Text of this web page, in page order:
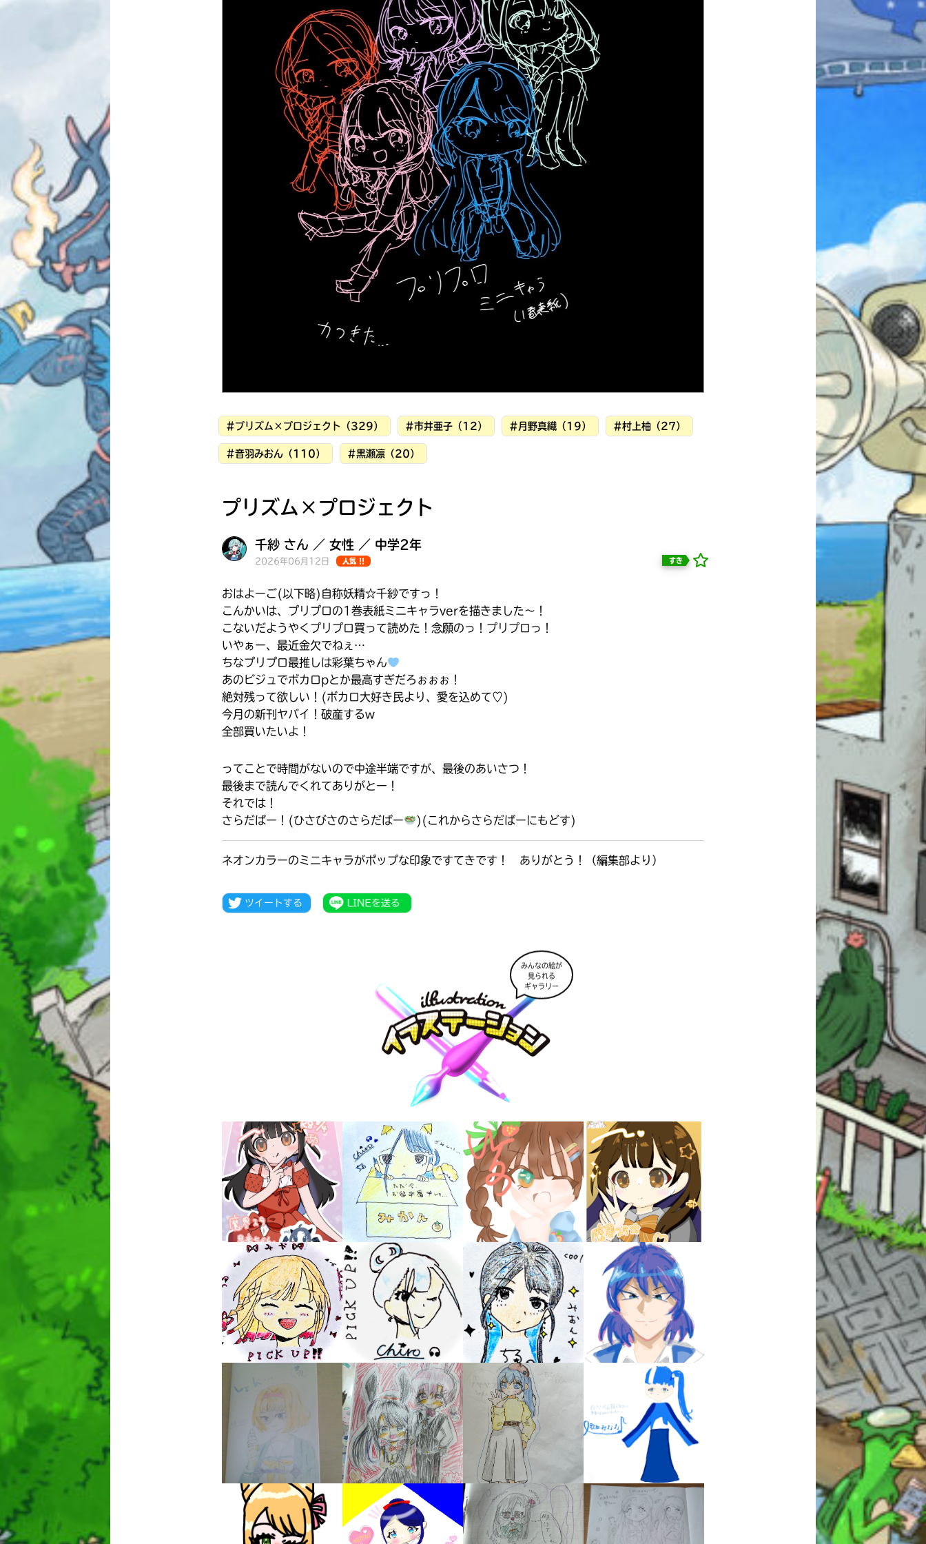
Loading...
読みたい本が
見つかる
大人気
シリーズに
ギャラリー
みんなからのお手紙が
読める
キーワードから探す
オフィシャルアカウント
SNSでシェアする
プリズム×プロジェクト
#プリズム×プロジェクト（329） #市井亜子（12） #月野真織（19） #村上柚（27）
#音羽みおん（110） #黒瀬凛（20）
千紗 さん ／ 女性 ／ 中学2年
2026年06月12日 人気 !! すき
おはよーご(以下略)自称妖精☆千紗ですっ！
こんかいは、プリプロの1巻表紙ミニキャラverを描きました〜！
こないだようやくプリプロ買って読めた！念願のっ！プリプロっ！
いやぁー、最近金欠でねぇ…
ちなプリプロ最推しは彩葉ちゃん
あのビジュでボカロpとか最高すぎだろぉぉぉ！
絶対残って欲しい！(ボカロ大好き民より、愛を込めて♡)
今月の新刊ヤバイ！破産するw
全部買いたいよ！
ってことで時間がないので中途半端ですが、最後のあいさつ！
最後まで読んでくれてありがとー！
それでは！
さらだばー！(ひさびさのさらだばー
)(これからさらだばーにもどす)
ネオンカラーのミニキャラがポップな印象ですてきです！ ありがとう！（編集部より）
みんなの絵が
見られる
ギャラリー
い
い
え
入
力
内
容
に
エ
ー
が
あ
る
の
で、
も
一
度
確
認
し
て
み
て
ね